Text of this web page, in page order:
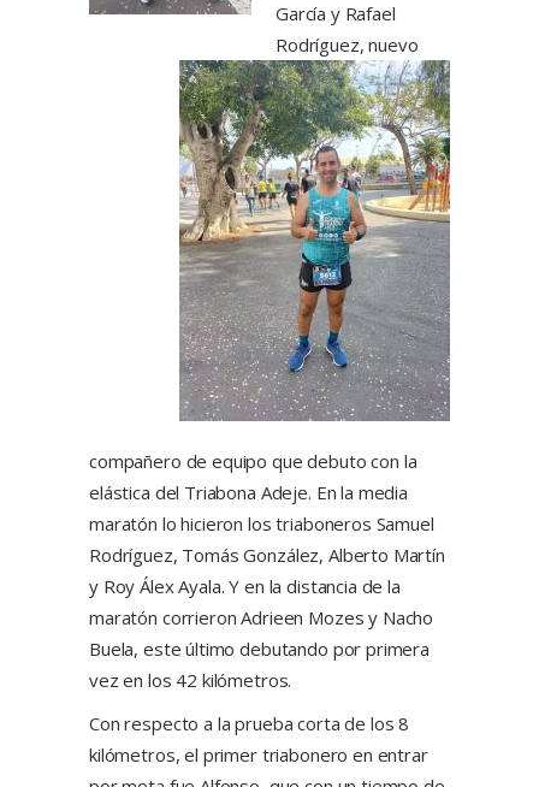
García y Rafael
Rodríguez, nuevo
compañero de equipo que debuto con la
elástica del Triabona Adeje. En la media
maratón lo hicieron los triaboneros Samuel
Rodríguez, Tomás González, Alberto Martín
y Roy Álex Ayala. Y en la distancia de la
maratón corrieron Adrieen Mozes y Nacho
Buela, este último debutando por primera
vez en los 42 kilómetros.
Con respecto a la prueba corta de los 8
kilómetros, el primer triabonero en entrar